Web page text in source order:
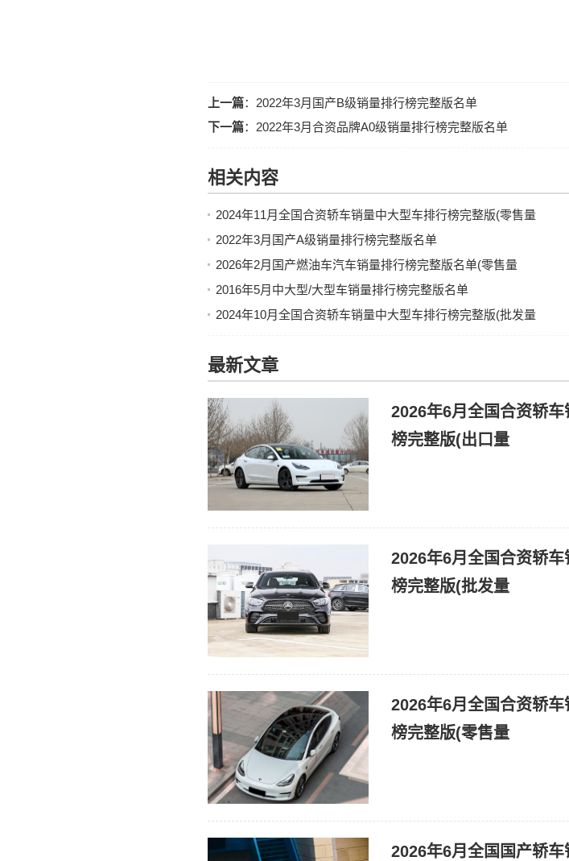
上一篇： 2022年3月国产B级销量排行榜完整版名单
下一篇： 2022年3月合资品牌A0级销量排行榜完整版名单
相关内容
2024年11月全国合资轿车销量中大型车排行榜完整版(零售量
2022年3月国产A级销量排行榜完整版名单
2026年2月国产燃油车汽车销量排行榜完整版名单(零售量
2016年5月中大型/大型车销量排行榜完整版名单
2024年10月全国合资轿车销量中大型车排行榜完整版(批发量
最新文章
2026年6月全国合资轿
榜完整版(出口量
2026年6月全国合资轿
榜完整版(批发量
2026年6月全国合资轿
榜完整版(零售量
2026年6月全国国产轿